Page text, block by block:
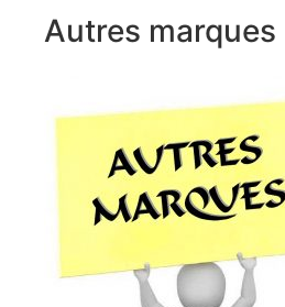
Autres marques